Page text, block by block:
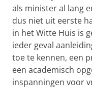
als minister al lang
dus niet uit eerste
in het Witte Huis is
ieder geval
toe te kennen, een
een academisch
inspanningen voor